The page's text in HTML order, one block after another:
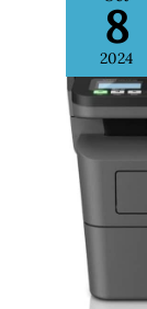
8
2024